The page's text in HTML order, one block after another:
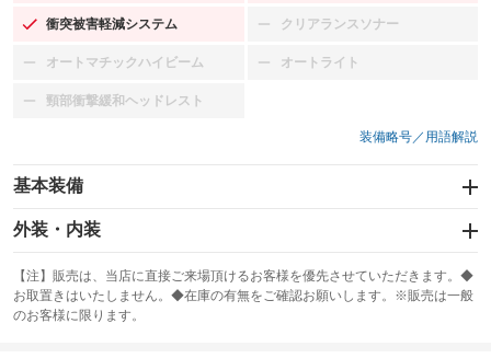
衝突被害軽減システム
：装備あり クリアランスソナー
：装備なし
オートマチックハイビーム
：装備なし オートライト
：装備なし
頸部衝撃緩和ヘッドレスト
：装備なし
装備略号／用語解説
基本装備
エアバッグ：運転席/助手席
：装備あり
：装備なし
サンルーフ
：装備なし ABS
外装・内装
カーナビ
：装備なし
TV
：装備なし
【注】販売は、当店に直接ご来場頂けるお客様を優先させていただきます。◆
お取置きはいたしません。◆在庫の有無をご確認お願いします。※販売は一般
のお客様に限ります。